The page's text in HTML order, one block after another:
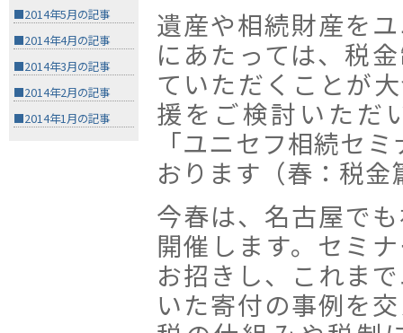
■2014年5月の記事
■2014年4月の記事
■2014年3月の記事
■2014年2月の記事
■2014年1月の記事
遺産や相続財産を
にあたっては、税
ていただくことが
援をご検討いただ
「ユニセフ相続セ
おります（春：税
今春は、名古屋で
開催します。セミ
お招きし、これま
いた寄付の事例を